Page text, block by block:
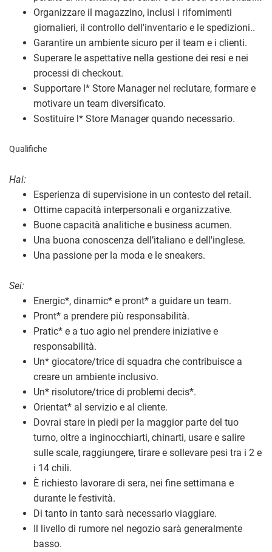
Organizzare il magazzino, inclusi i rifornimenti
giornalieri, il controllo dell'inventario e le spedizioni..
Garantire un ambiente sicuro per il team e i clienti.
Superare le aspettative nella gestione dei resi e nei
processi di checkout.
Supportare l* Store Manager nel reclutare, formare e
motivare un team diversificato.
Sostituire l* Store Manager quando necessario.
Qualifiche
Hai:
Esperienza di supervisione in un contesto del retail.
Ottime capacità interpersonali e organizzative.
Buone capacità analitiche e business acumen.
Una buona conoscenza dell’italiano e dell'inglese.
Una passione per la moda e le sneakers.
Sei:
Energic*, dinamic* e pront* a guidare un team.
Pront* a prendere più responsabilità.
Pratic* e a tuo agio nel prendere iniziative e
responsabilità.
Un* giocatore/trice di squadra che contribuisce a
creare un ambiente inclusivo.
Un* risolutore/trice di problemi decis*.
Orientat* al servizio e al cliente.
Dovrai stare in piedi per la maggior parte del tuo
turno, oltre a inginocchiarti, chinarti, usare e salire
sulle scale, raggiungere, tirare e sollevare pesi tra i 2 e
i 14 chili.
È richiesto lavorare di sera, nei fine settimana e
durante le festività.
Di tanto in tanto sarà necessario viaggiare.
Il livello di rumore nel negozio sarà generalmente
basso.